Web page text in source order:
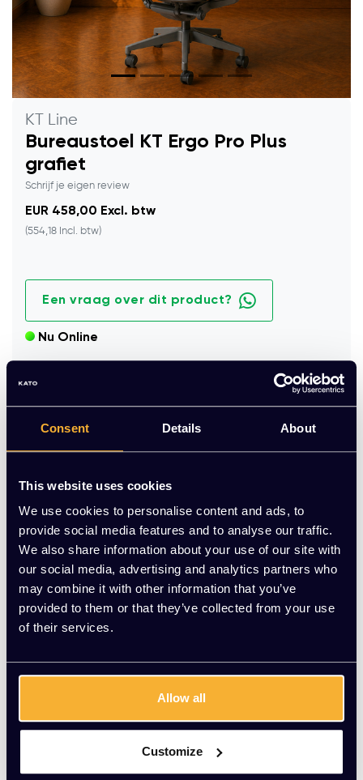
Consent Details About
This website uses cookies
We use cookies to personalise content and ads, to
provide social media features and to analyse our traffic.
We also share information about your use of our site with
our social media, advertising and analytics partners who
may combine it with other information that you’ve
provided to them or that they’ve collected from your use
of their services.
Allow all
Customize
KT Line
Bureaustoel KT Ergo Pro Plus
grafiet
Schrijf je eigen review
EUR 458,00 Excl. btw
(554,18 Incl. btw)
Een vraag over dit product?
Nu Online
Deze ergonomische bureaustoel biedt optimaal zitcomfort
dankzij de verstelbare rugleuning, lendensteun, hoofdsteun
en synchroonmechaniek. Ideaal voor intensief dagelijks
gebruik op kantoor of thuis.
Op voorraad
Toevoegen aan winkelwagen
Vraag jouw persoonlijke aanbieding aan
Vrijblijvende offerte
Productomschrijving
Wat onze klanten zeggen